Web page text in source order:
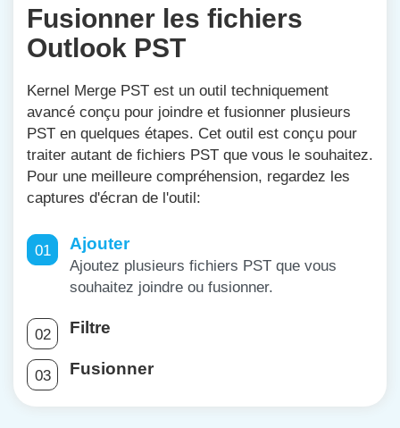
Fusionner les fichiers
Outlook PST
Kernel Merge PST est un outil techniquement
avancé conçu pour joindre et fusionner plusieurs
PST en quelques étapes. Cet outil est conçu pour
traiter autant de fichiers PST que vous le souhaitez.
Pour une meilleure compréhension, regardez les
captures d'écran de l'outil:
01 Ajouter
Ajoutez plusieurs fichiers PST que vous
souhaitez joindre ou fusionner.
02 Filtre
03 Fusionner